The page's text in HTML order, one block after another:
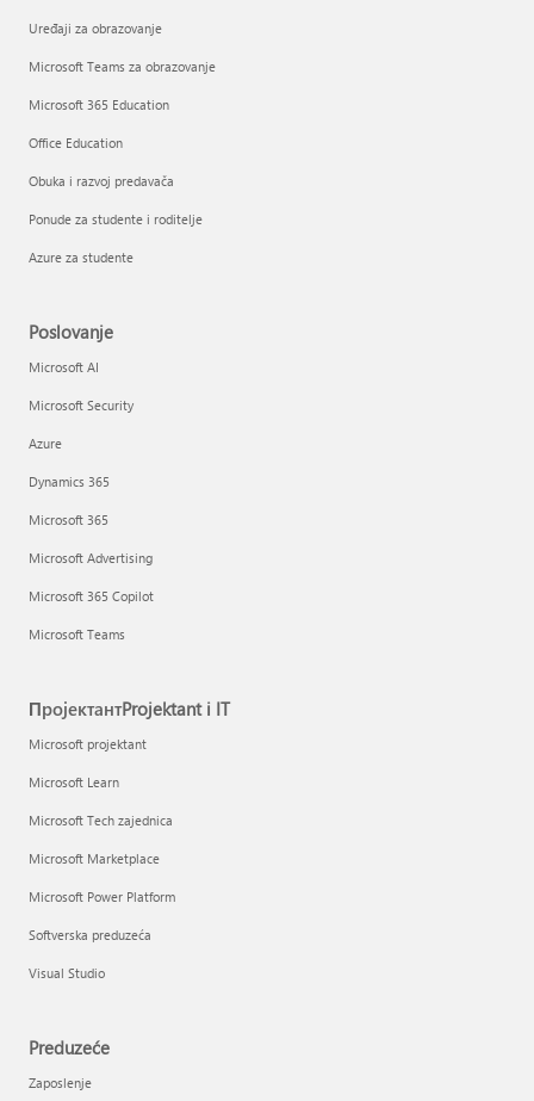
Uređaji za obrazovanje
Microsoft Teams za obrazovanje
Microsoft 365 Education
Office Education
Obuka i razvoj predavača
Ponude za studente i roditelje
Azure za studente
Poslovanje
Microsoft AI
Microsoft Security
Azure
Dynamics 365
Microsoft 365
Microsoft Advertising
Microsoft 365 Copilot
Microsoft Teams
ПројектантProjektant i IT
Microsoft projektant
Microsoft Learn
Microsoft Tech zajednica
Microsoft Marketplace
Microsoft Power Platform
Softverska preduzeća
Visual Studio
Preduzeće
Zaposlenje